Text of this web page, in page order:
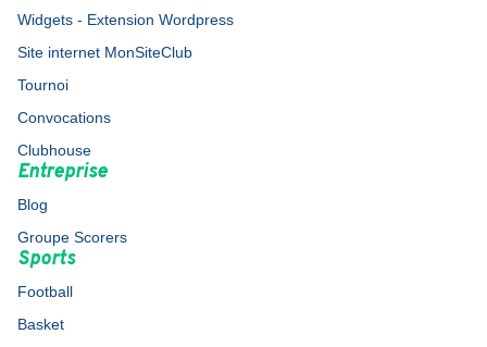
Widgets - Extension Wordpress
Site internet MonSiteClub
Tournoi
Convocations
Clubhouse
Entreprise
Blog
Groupe Scorers
Sports
Football
Basket